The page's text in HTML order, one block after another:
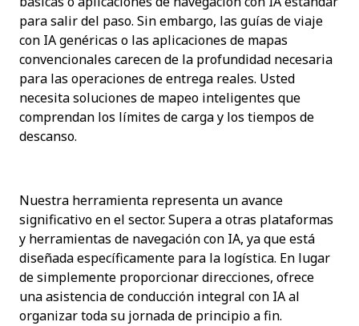
para salir del paso. Sin embargo, las guías de viaje
con IA genéricas o las aplicaciones de mapas
convencionales carecen de la profundidad necesaria
para las operaciones de entrega reales. Usted
necesita soluciones de mapeo inteligentes que
comprendan los límites de carga y los tiempos de
descanso.
Nuestra herramienta representa un avance
significativo en el sector. Supera a otras plataformas
y herramientas de navegación con IA, ya que está
diseñada específicamente para la logística. En lugar
de simplemente proporcionar direcciones, ofrece
una asistencia de conducción integral con IA al
organizar toda su jornada de principio a fin.